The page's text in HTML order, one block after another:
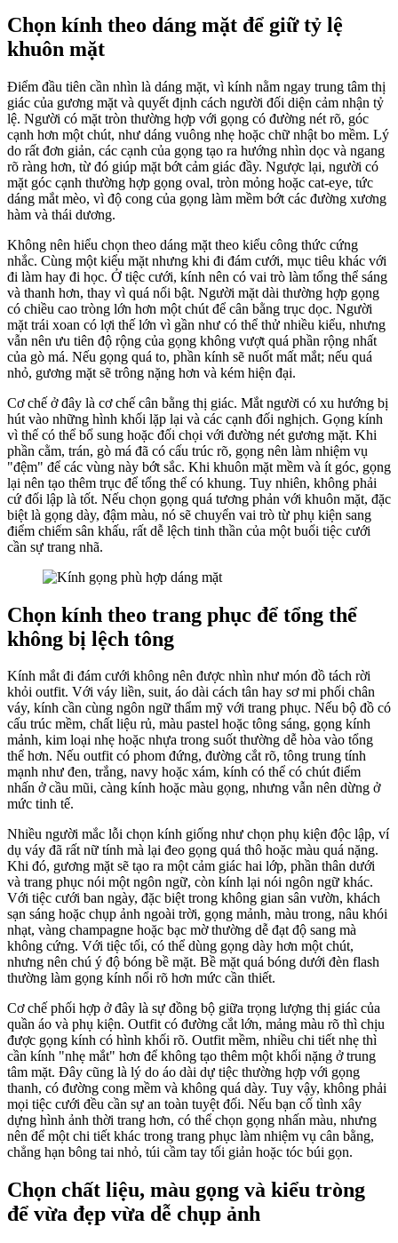
Chọn kính theo dáng mặt để giữ tỷ lệ
khuôn mặt
Điểm đầu tiên cần nhìn là dáng mặt, vì kính nằm ngay trung tâm thị
giác của gương mặt và quyết định cách người đối diện cảm nhận tỷ
lệ. Người có mặt tròn thường hợp với gọng có đường nét rõ, góc
cạnh hơn một chút, như dáng vuông nhẹ hoặc chữ nhật bo mềm. Lý
do rất đơn giản, các cạnh của gọng tạo ra hướng nhìn dọc và ngang
rõ ràng hơn, từ đó giúp mặt bớt cảm giác đầy. Ngược lại, người có
mặt góc cạnh thường hợp gọng oval, tròn mỏng hoặc cat-eye, tức
dáng mắt mèo, vì độ cong của gọng làm mềm bớt các đường xương
hàm và thái dương.
Không nên hiểu chọn theo dáng mặt theo kiểu công thức cứng
nhắc. Cùng một kiểu mặt nhưng khi đi đám cưới, mục tiêu khác với
đi làm hay đi học. Ở tiệc cưới, kính nên có vai trò làm tổng thể sáng
và thanh hơn, thay vì quá nổi bật. Người mặt dài thường hợp gọng
có chiều cao tròng lớn hơn một chút để cân bằng trục dọc. Người
mặt trái xoan có lợi thế lớn vì gần như có thể thử nhiều kiểu, nhưng
vẫn nên ưu tiên độ rộng của gọng không vượt quá phần rộng nhất
của gò má. Nếu gọng quá to, phần kính sẽ nuốt mất mắt; nếu quá
nhỏ, gương mặt sẽ trông nặng hơn và kém hiện đại.
Cơ chế ở đây là cơ chế cân bằng thị giác. Mắt người có xu hướng bị
hút vào những hình khối lặp lại và các cạnh đối nghịch. Gọng kính
vì thế có thể bổ sung hoặc đối chọi với đường nét gương mặt. Khi
phần cằm, trán, gò má đã có cấu trúc rõ, gọng nên làm nhiệm vụ
"đệm" để các vùng này bớt sắc. Khi khuôn mặt mềm và ít góc, gọng
lại nên tạo thêm trục để tổng thể có khung. Tuy nhiên, không phải
cứ đối lập là tốt. Nếu chọn gọng quá tương phản với khuôn mặt, đặc
biệt là gọng dày, đậm màu, nó sẽ chuyển vai trò từ phụ kiện sang
điểm chiếm sân khấu, rất dễ lệch tinh thần của một buổi tiệc cưới
cần sự trang nhã.
Chọn kính theo trang phục để tổng thể
không bị lệch tông
Kính mắt đi đám cưới không nên được nhìn như món đồ tách rời
khỏi outfit. Với váy liền, suit, áo dài cách tân hay sơ mi phối chân
váy, kính cần cùng ngôn ngữ thẩm mỹ với trang phục. Nếu bộ đồ có
cấu trúc mềm, chất liệu rủ, màu pastel hoặc tông sáng, gọng kính
mảnh, kim loại nhẹ hoặc nhựa trong suốt thường dễ hòa vào tổng
thể hơn. Nếu outfit có phom đứng, đường cắt rõ, tông trung tính
mạnh như đen, trắng, navy hoặc xám, kính có thể có chút điểm
nhấn ở cầu mũi, càng kính hoặc màu gọng, nhưng vẫn nên dừng ở
mức tinh tế.
Nhiều người mắc lỗi chọn kính giống như chọn phụ kiện độc lập, ví
dụ váy đã rất nữ tính mà lại đeo gọng quá thô hoặc màu quá nặng.
Khi đó, gương mặt sẽ tạo ra một cảm giác hai lớp, phần thân dưới
và trang phục nói một ngôn ngữ, còn kính lại nói ngôn ngữ khác.
Với tiệc cưới ban ngày, đặc biệt trong không gian sân vườn, khách
sạn sáng hoặc chụp ảnh ngoài trời, gọng mảnh, màu trong, nâu khói
nhạt, vàng champagne hoặc bạc mờ thường dễ đạt độ sang mà
không cứng. Với tiệc tối, có thể dùng gọng dày hơn một chút,
nhưng nên chú ý độ bóng bề mặt. Bề mặt quá bóng dưới đèn flash
thường làm gọng kính nổi rõ hơn mức cần thiết.
Cơ chế phối hợp ở đây là sự đồng bộ giữa trọng lượng thị giác của
quần áo và phụ kiện. Outfit có đường cắt lớn, mảng màu rõ thì chịu
được gọng kính có hình khối rõ. Outfit mềm, nhiều chi tiết nhẹ thì
cần kính "nhẹ mắt" hơn để không tạo thêm một khối nặng ở trung
tâm mặt. Đây cũng là lý do áo dài dự tiệc thường hợp với gọng
thanh, có đường cong mềm và không quá dày. Tuy vậy, không phải
mọi tiệc cưới đều cần sự an toàn tuyệt đối. Nếu bạn cố tình xây
dựng hình ảnh thời trang hơn, có thể chọn gọng nhấn màu, nhưng
nên để một chi tiết khác trong trang phục làm nhiệm vụ cân bằng,
chẳng hạn bông tai nhỏ, túi cầm tay tối giản hoặc tóc búi gọn.
Chọn chất liệu, màu gọng và kiểu tròng
để vừa đẹp vừa dễ chụp ảnh